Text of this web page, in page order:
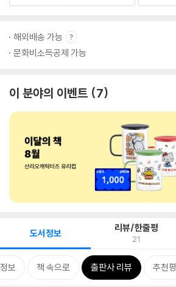
해외배송 가능
문화비소득공제 가능
이 분야의 이벤트 7
도서정보 리뷰/한줄평
21
보 책 속으로 출판사 리뷰 추천평